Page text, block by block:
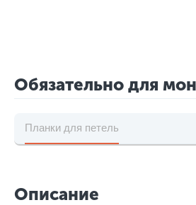
Обязательно для
Планки для петель
Описание